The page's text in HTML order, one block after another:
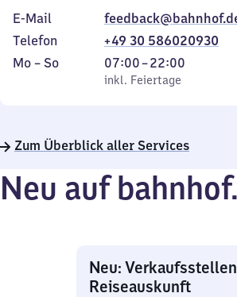
E-Mail
Telefon
+49 30 586020930
Montag
Mo – So,
inkl. Feiertage
07:00–22:00
Von
7
22
inkl. Feiertage
Zum Überblick aller Services
Neu auf
Neu:
Reiseauskunft